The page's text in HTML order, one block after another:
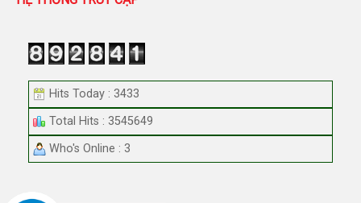
Hits Today : 3433
Total Hits : 3545649
Who's Online : 3